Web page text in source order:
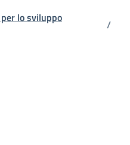
lo sviluppo
/